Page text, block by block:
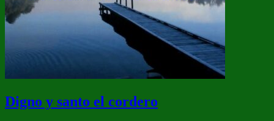
Digno y santo el cordero